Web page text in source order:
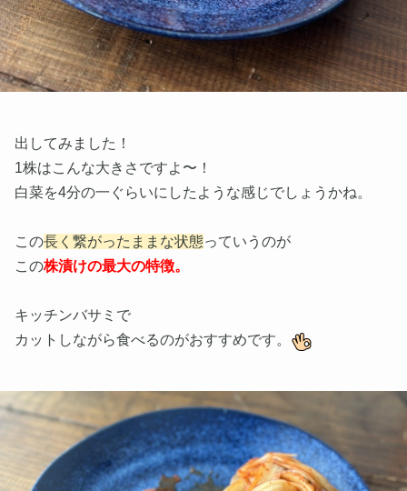
出してみました！
1株はこんな大きさですよ〜！
白菜を4分の一ぐらいにしたような感じでしょうかね。
この長く繋がったままな状態っていうのが
この株漬けの最大の特徴。
キッチンバサミで
カットしながら食べるのがおすすめです。